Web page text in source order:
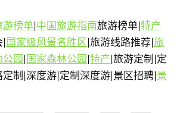
游榜单|中国旅游指南旅游榜单|特产
|国家级风景名胜区|旅游线路推荐|旅
公园|国家森林公园|特产|旅游定制|定
制|深度游|定制深度游|景区招聘|景